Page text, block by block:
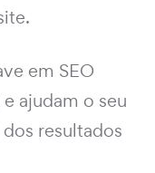
em SEO
ajudam o seu
resultados